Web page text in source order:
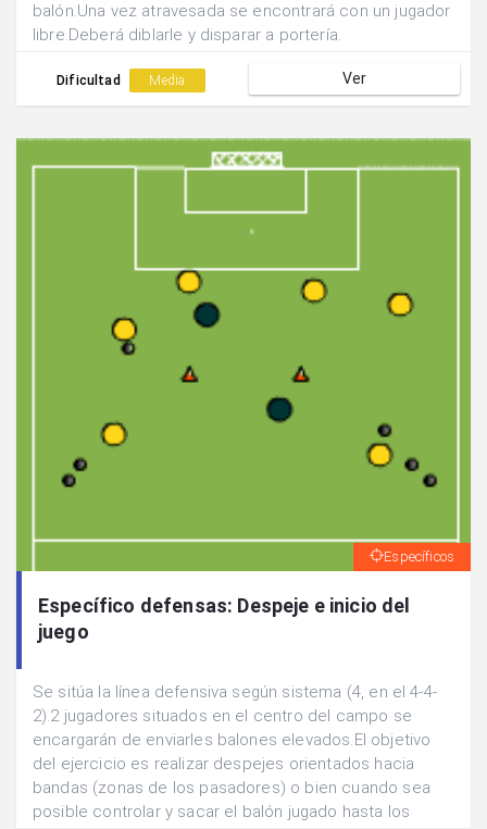
balón.Una vez atravesada se encontrará con un jugador
libre.Deberá diblarle y disparar a portería.
Dificultad Media Ver
Específicos
Específico defensas: Despeje e inicio del
juego
Se sitúa la línea defensiva según sistema (4, en el 4-4-
2).2 jugadores situados en el centro del campo se
encargarán de enviarles balones elevados.El objetivo
del ejercicio es realizar despejes orientados hacia
bandas (zonas de los pasadores) o bien cuando sea
posible controlar y sacar el balón jugado hasta los